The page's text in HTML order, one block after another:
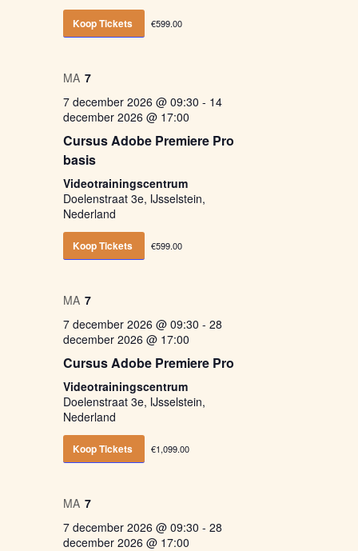
Koop Tickets €599.00
MA 7
7 december 2026 @ 09:30 - 14
december 2026 @ 17:00
Cursus Adobe Premiere Pro
basis
Videotrainingscentrum
Doelenstraat 3e, IJsselstein,
Nederland
Koop Tickets €599.00
MA 7
7 december 2026 @ 09:30 - 28
december 2026 @ 17:00
Cursus Adobe Premiere Pro
Videotrainingscentrum
Doelenstraat 3e, IJsselstein,
Nederland
Koop Tickets €1,099.00
MA 7
7 december 2026 @ 09:30 - 28
december 2026 @ 17:00